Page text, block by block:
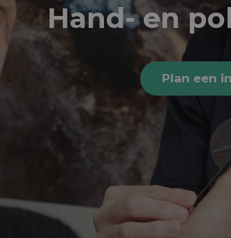
Hand- en
Plan een